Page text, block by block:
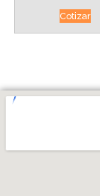
Cotizar